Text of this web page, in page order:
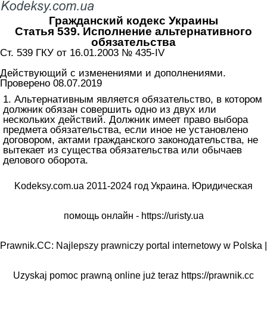
Гражданский кодекс Украины
Статья 539. Исполнение альтернативного
обязательства
Ст. 539 ГКУ от 16.01.2003 № 435-IV
Действующий с изменениями и дополнениями.
Проверено 08.07.2019
1. Альтернативным является обязательство, в котором
должник обязан совершить одно из двух или
нескольких действий. Должник имеет право выбора
предмета обязательства, если иное не установлено
договором, актами гражданского законодательства, не
вытекает из существа обязательства или обычаев
делового оборота.
Kodeksy.com.ua 2011-2024 год Украина. Юридическая
помощь онлайн - https://uristy.ua
Prawnik.CC: Najlepszy prawniczy portal internetowy w Polska |
Uzyskaj pomoc prawną online już teraz https://prawnik.cc